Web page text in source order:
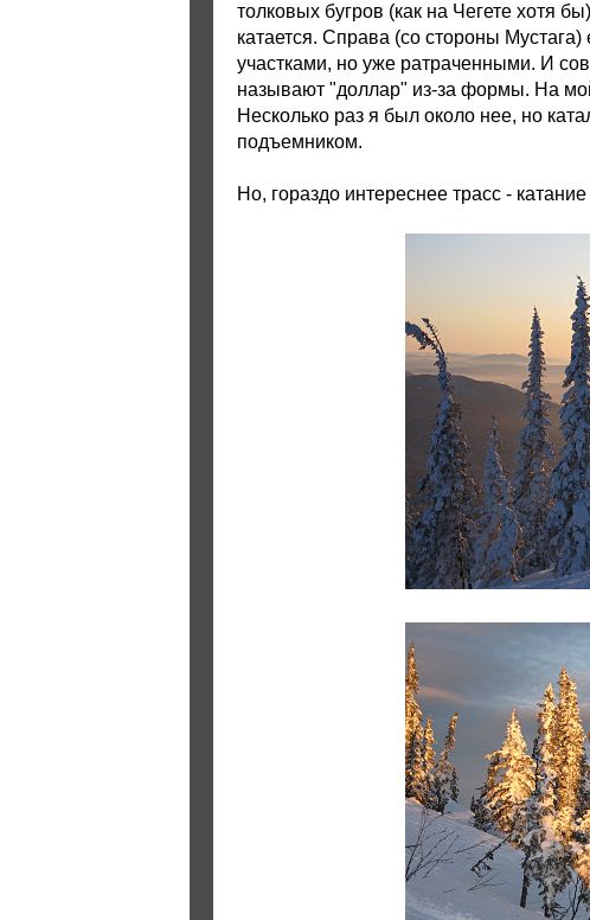
толковых бугров (как на Чегете хотя
катается. Справа (со стороны
участками, но уже ратраченными. И
называют "доллар" из-за формы. На
Несколько раз я был около нее, но
подъемником.
Но, гораздо интереснее трасс -